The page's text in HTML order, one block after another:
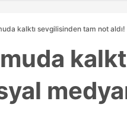
kalktı sevgilisinden tam not